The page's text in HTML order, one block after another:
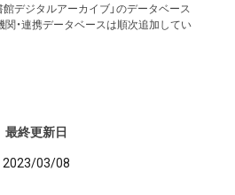
デジタルアーカイブ」のデータベース
関・連携データベースは順次追加してい
最終更新日
2023/03/08